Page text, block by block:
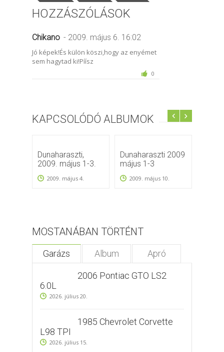
HOZZÁSZÓLÁSOK
Chikano - 2009. május 6. 16:02
Jó képek!És külön köszi,hogy az enyémet
sem hagytad ki!Píísz
0
KAPCSOLÓDÓ ALBUMOK
Dunaharaszti,
2009. május 1-3.
2009. május 4.
Dunaharaszti 2009
május 1-3
2009. május 10.
MOSTANÁBAN TÖRTÉNT
Garázs Album Apró
2006 Pontiac GTO LS2
6.0L
2026. július 20.
1985 Chevrolet Corvette
L98 TPI
2026. július 15.